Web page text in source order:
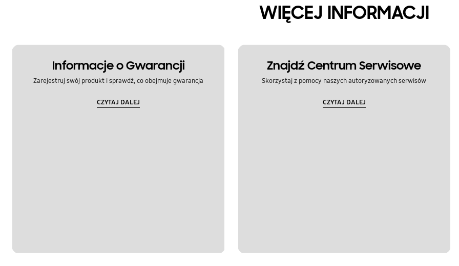
WIĘCEJ INFORMACJI
Informacje o Gwarancji
Zarejestruj swój produkt i sprawdź, co obejmuje gwarancja
CZYTAJ DALEJ
Znajdź Centrum Serwisowe
Skorzystaj z pomocy naszych autoryzowanych serwisów
CZYTAJ DALEJ